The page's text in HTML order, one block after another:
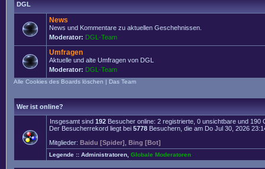
DGL
News
News und Kommentare zu aktuellen Geschehnissen.
Moderator: DGL-Team
Umfragen
Aktuelle und alte Umfragen von DGL
Moderator: DGL-Team
Alle Cookies des Boards löschen | Das Team
Wer ist online?
Insgesamt sind 192 Besucher online: 2 registrierte, 0 unsichtbare und
Der Besucherrekord liegt bei 5778 Besuchern, die am Do Jul 30, 2026
Mitglieder: Baidu [Spider] Bing [Bot]
Legende :: Administratoren Globale Moderatoren